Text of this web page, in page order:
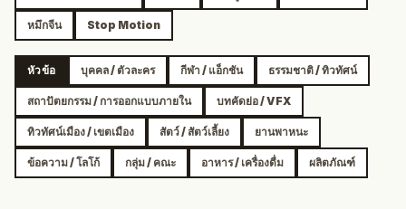
หมึกจีน Stop Motion
หัวข้อ บุคคล / ตัวละคร กีฬา / แอ็กชัน ธรรมชาติ / ทิวทัศน์
สถาปัตยกรรม / การออกแบบภายใน บทคัดย่อ / VFX
ทิวทัศน์เมือง / เขตเมือง สัตว์ / สัตว์เลี้ยง ยานพาหนะ
ข้อความ / โลโก้ กลุ่ม / คณะ อาหาร / เครื่องดื่ม ผลิตภัณฑ์